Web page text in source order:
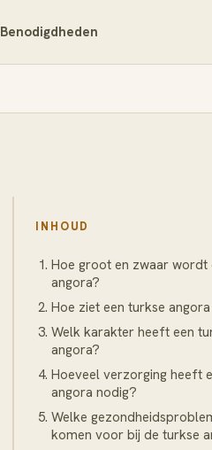
Benodigdheden
INHOUD
Hoe groot en zwaar wordt
angora?
Hoe ziet een turkse
Welk karakter heeft een
angora?
Hoeveel verzorging heeft
angora nodig?
Welke
komen voor bij de turkse